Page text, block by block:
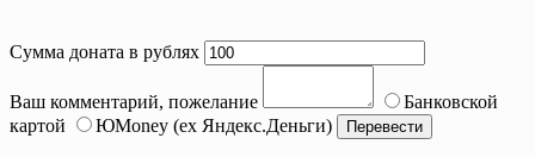
Сумма доната в рублях
Ваш комментарий, пожелание
Банковской
картой
ЮMoney (ex Яндекс.Деньги)